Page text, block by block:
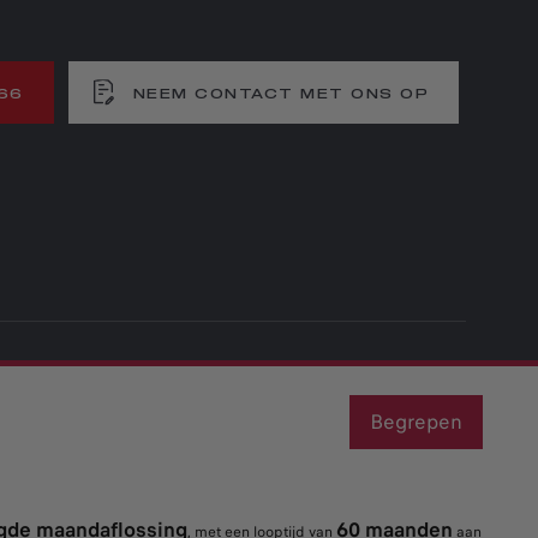
Begrepen
maandaflossing, met een looptijd van 60 maanden aan
NEEM CONTACT MET ONS OP